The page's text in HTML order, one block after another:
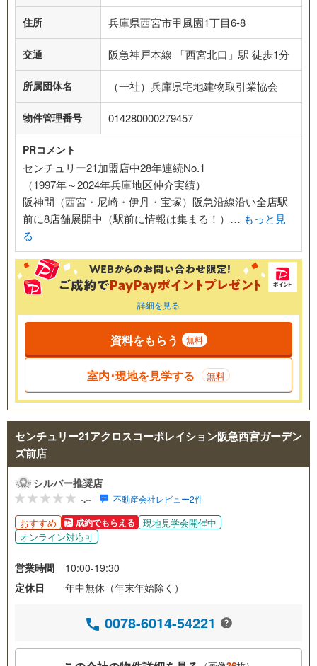
住所 兵庫県西宮市甲風園1丁目6-8
交通 阪急神戸本線 「西宮北口」駅 徒歩1分
所属団体名 （一社）兵庫県宅地建物取引業協会
物件管理番号 014280000279457
PRコメント
センチュリー21加盟店中28年連続No.1
（1997年～2024年兵庫地区仲介実績）
阪神間（西宮・尼崎・伊丹・宝塚）阪急沿線沿い全店駅
前に8店舗展開中（駅前に情報は集まる！）… もっと見
る
詳細を見る
資料をもらう 無料
室内･現地を見学する 無料
センチュリー21アクロスコーポレイション阪急西宮ガーデン
ズ前店
シルバー推奨店
-.-- 不動産会社レビュー2件
おすすめ 成約でもらえる
現地見学会開催中
オンライン対応可
営業時間
10:00-19:30
定休日
年中無休（年末年始除く）
0078-6014-54221